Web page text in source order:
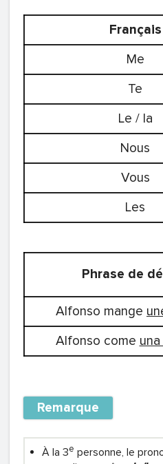
Français
Me
Te
Le / la
Nous
Vous
Les
Phrase de
Alfonso mange
Alfonso come
Remarque
À la 3e personne, le